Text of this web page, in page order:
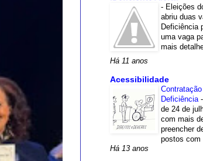
- Eleições
abriu duas
Deficiência
uma vaga
mais
Há 11 anos
Acessibilidade
Deficiência -
de 24 de
com mais
preencher
postos com
Há 13 anos